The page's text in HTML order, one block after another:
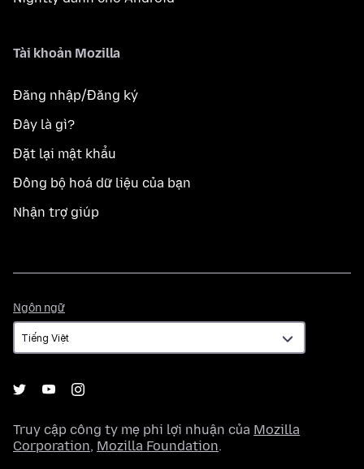
Tài khoản Mozilla
Đăng nhập/Đăng ký
Đây là gì?
Đặt lại mật khẩu
Đồng bộ hoá dữ liệu của bạn
Nhận trợ giúp
Ngôn ngữ
ngữ
Truy cập công ty mẹ phi lợi nhuận của Mozilla
Corporation, Mozilla Foundation.